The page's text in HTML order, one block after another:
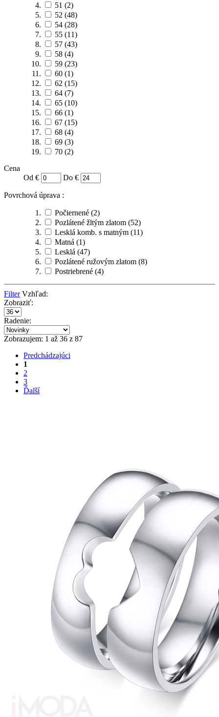
51 (2)
52 (48)
54 (28)
55 (11)
57 (43)
58 (4)
59 (23)
60 (1)
62 (15)
64 (7)
65 (10)
66 (1)
67 (15)
68 (4)
69 (3)
70 (2)
Cena
Od €
Do €
Povrchová úprava :
Počiernené (2)
Pozlátené žltým zlatom (52)
Lesklá komb. s matným (11)
Matná (1)
Lesklá (47)
Pozlátené ružovým zlatom (8)
Postriebrené (4)
Filter Vzhľad:
Zobraziť:
Radenie:
Zobrazujem: 1 až 36 z 87
Predchádzajúci
1
2
3
Ďalší